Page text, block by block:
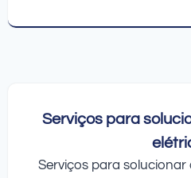
Serviços para
Serviços para